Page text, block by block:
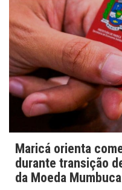
Maricá orienta
durante transição
da Moeda Mumbuca